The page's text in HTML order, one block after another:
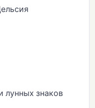
лунных знаков